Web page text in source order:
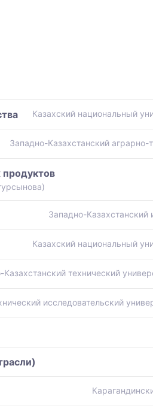
Казахский национальный
Западно-Казахстанский
Западно-Казахстанский
Казахский национальный
Казахстанский технический
исследовательский